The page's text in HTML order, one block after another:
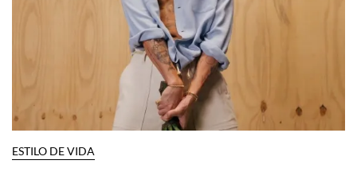
ESTILO DE VIDA